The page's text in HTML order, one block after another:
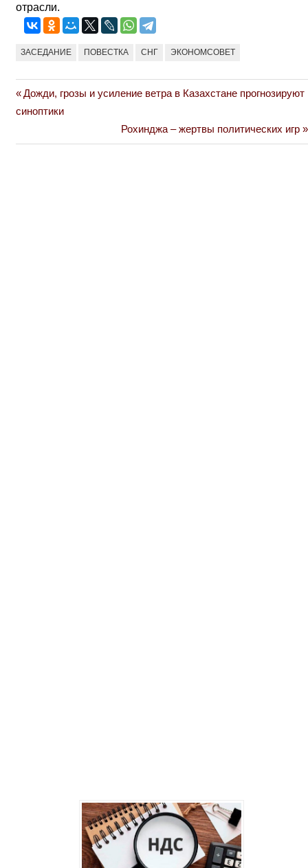
отрасли.
ЗАСЕДАНИЕ ПОВЕСТКА СНГ ЭКОНОМСОВЕТ
Навигация
Previous
Post:
Дожди, грозы и усиление ветра в Казахстане прогнозируют
синоптики
Next
Post:
Рохинджа – жертвы политических игр